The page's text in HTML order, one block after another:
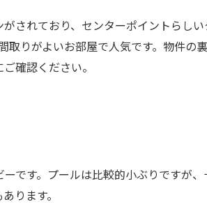
されており、センターポイントらし
りがよいお部屋で人気です。物件の
確認ください。
です。プールは比較的小ぶりですが
ります。